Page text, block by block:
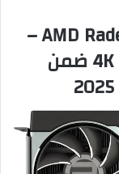
7. كارت الشاشة AMD Radeon RX 6800 –
خيار AMD الأمثل للألعاب بدقة 4K ضمن